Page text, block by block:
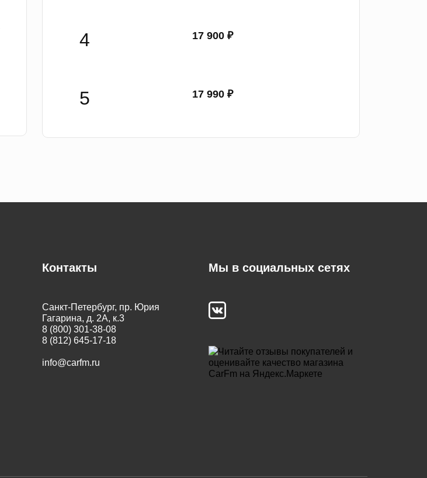
17 900 ₽
17 990 ₽
Контакты
Санкт-Петербург, пр. Юрия
Гагарина, д. 2А, к.3
8 (800) 301-38-08
8 (812) 645-17-18
info@carfm.ru
Мы в социальных сетях